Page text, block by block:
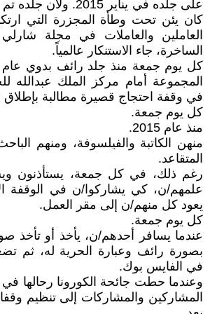
على جلده في يناير 2015.
كان يئن تحت وطأة المجزرة التي
العاملين والعاملات في مجلة شارلي
الساخرة، جاء الاستنكار عالمياً.
المجموعة أمام مركز الملك عبدالله
في وقفة احتجاج قصيرة مطالبة
كل يوم جمعة.
منذ عام 2015.
منهن الكاتبة والفيلسوفة، ومنهم
المتقاعد.
رغم ذلك، في كل جمعة، يستأذنون
علمهم/ن، كي يشاركوا/ن في الوقفة
يعود كل منهم/ن إلى مقر العمل.
كل يوم جمعة.
عندما يسافر أحدهم/ن، يأخذ أو تأخذ
بصورة رائف وعبارة الحرية له، ثم
في الفايس بوك.
وعندما حطت جائحة الكورونا رحالها
المشاركين والمشاركات إلى تنظيم